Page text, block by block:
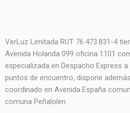
VerLuz Limitada RUT 76.473.831-4
Avenida Holanda 099 oficina 1101
especializada en Despacho Express
puntos de encuentro, dispone
coordinado en Avenida España
comuna Peñalolen